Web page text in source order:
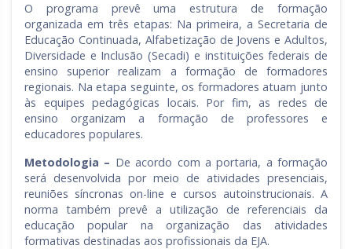
O programa prevê uma estrutura de formação
organizada em três etapas: Na primeira, a Secretaria de
Educação Continuada, Alfabetização de Jovens e Adultos,
Diversidade e Inclusão (Secadi) e instituições federais de
ensino superior realizam a formação de formadores
regionais. Na etapa seguinte, os formadores atuam junto
às equipes pedagógicas locais. Por fim, as redes de
ensino organizam a formação de professores e
educadores populares.
Metodologia – De acordo com a portaria, a formação
será desenvolvida por meio de atividades presenciais,
reuniões síncronas on-line e cursos autoinstrucionais. A
norma também prevê a utilização de referenciais da
educação popular na organização das atividades
formativas destinadas aos profissionais da EJA.